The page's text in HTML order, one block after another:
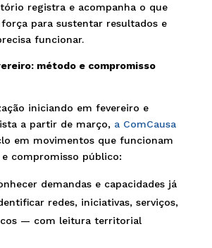
registra e acompanha o que
para sustentar resultados e
funcionar.
método e compromisso
iniciando em fevereiro e
a partir de março, a ComCausa
em movimentos que funcionam
compromisso público:
demandas e capacidades já
redes, iniciativas, serviços,
— com leitura territorial